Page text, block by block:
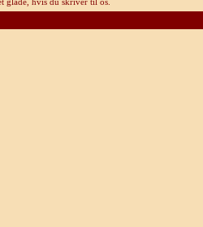
hvis du skriver til os.